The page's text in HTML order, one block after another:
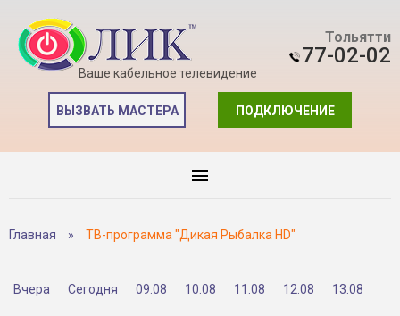
Ваше кабельное телевидение
Тольятти
77-02-02
ПОДКЛЮЧЕНИЕ
ВЫЗВАТЬ МАСТЕРА
Главная » ТВ-программа "Дикая Рыбалка HD"
Вчера Сегодня 09.08 10.08 11.08 12.08 13.08